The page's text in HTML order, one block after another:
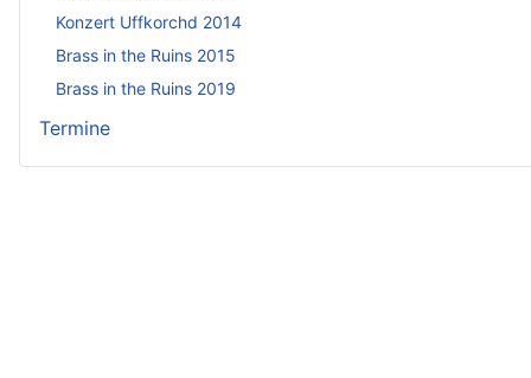
Konzert Uffkorchd 2014
Brass in the Ruins 2015
Brass in the Ruins 2019
Termine